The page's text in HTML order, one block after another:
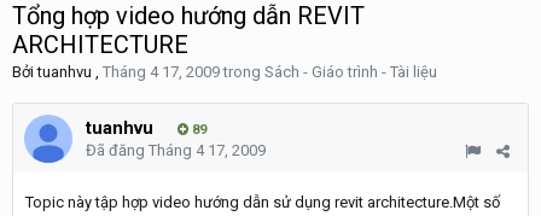
Tổng hợp video hướng dẫn REVIT
ARCHITECTURE
Bởituanhvu , Tháng 4 17, 2009trong Sách - Giáo trình - Tài liệu
tuanhvu 89
Đã đăng Tháng 4 17, 2009
Topic này tập hợp video hướng dẫn sử dụng revit architecture.Một số